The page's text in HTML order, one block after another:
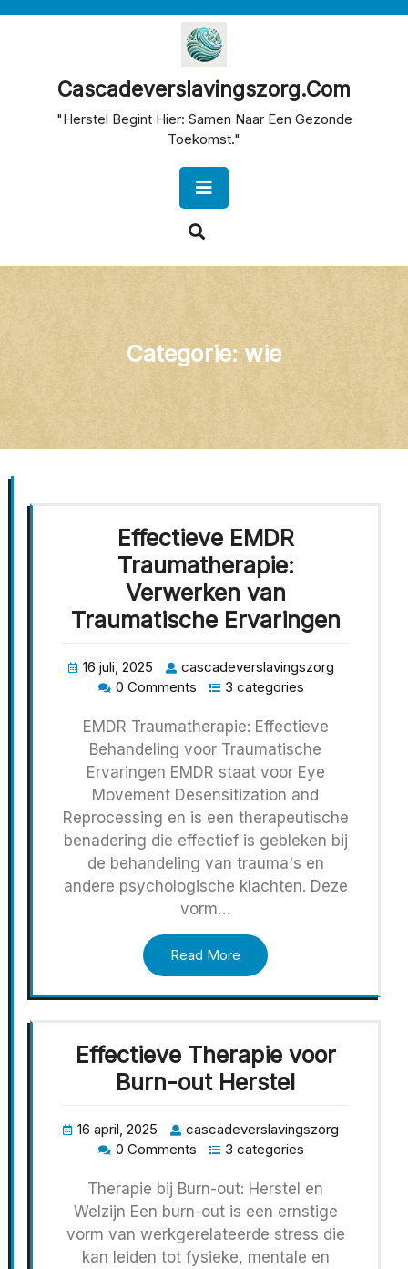
Cascadeverslavingszorg.com
"Herstel Begint Hier: Samen Naar Een Gezonde
Toekomst."
Button
Categorie: wie
Effectieve EMDR
Traumatherapie:
Verwerken van
Traumatische Ervaringen
16 juli, 2025
cascadeverslavingszorg
0 Comments
3 categories
EMDR Traumatherapie: Effectieve
Behandeling voor Traumatische
Ervaringen EMDR staat voor Eye
Movement Desensitization and
Reprocessing en is een therapeutische
benadering die effectief is gebleken bij
de behandeling van trauma's en
andere psychologische klachten. Deze
vorm…
Read More
Effectieve Therapie voor
Burn-out Herstel
16 april, 2025
cascadeverslavingszorg
0 Comments
3 categories
Therapie bij Burn-out: Herstel en
Welzijn Een burn-out is een ernstige
vorm van werkgerelateerde stress die
kan leiden tot fysieke, mentale en